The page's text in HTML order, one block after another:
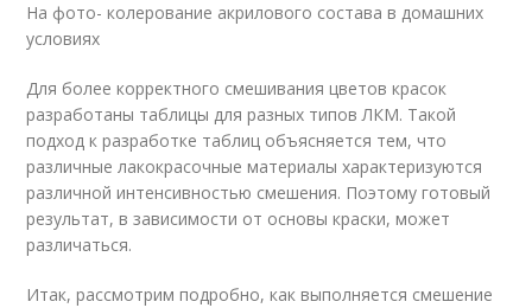
На фото- колерование акрилового состава в домашних
условиях
Для более корректного смешивания цветов красок
разработаны таблицы для разных типов ЛКМ. Такой
подход к разработке таблиц объясняется тем, что
различные лакокрасочные материалы характеризуются
различной интенсивностью смешения. Поэтому готовый
результат, в зависимости от основы краски, может
различаться.
Итак, рассмотрим подробно, как выполняется смешение